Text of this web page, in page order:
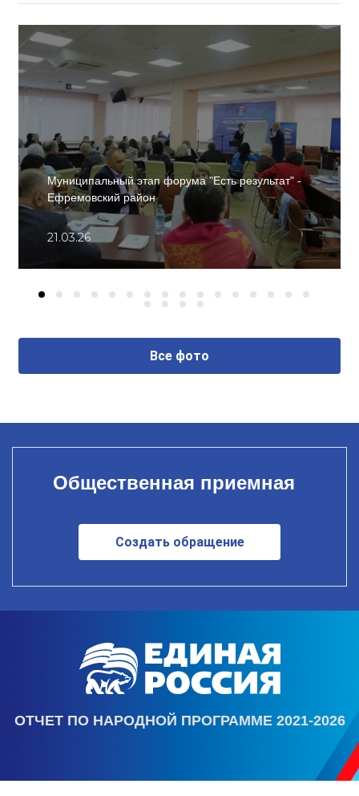
Муниципальный этап форума "Есть результат" -
Ефремовский район
21.03.26
Все фото
Общественная приемная
Создать обращение
ОТЧЕТ ПО НАРОДНОЙ ПРОГРАММЕ 2021-2026